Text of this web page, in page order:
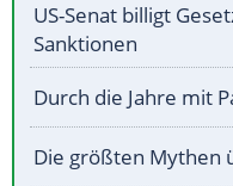
US-Senat billigt
Sanktionen
Durch die Jahre mit
Die größten Mythen